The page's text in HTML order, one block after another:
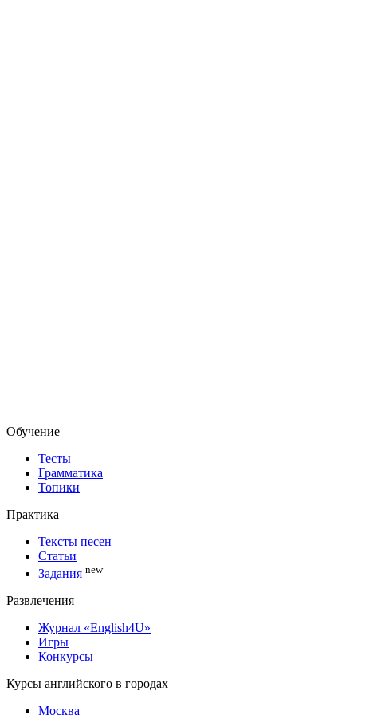
Обучение
Тесты
Грамматика
Топики
Практика
Тексты песен
Статьи
Задания new
Развлечения
Журнал «English4U»
Игры
Конкурсы
Курсы английского в городах
Москва